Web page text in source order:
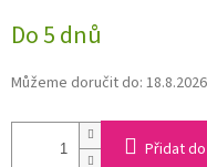
Do 5 dnů
Můžeme doručit do: 18.8.2026
Přidat